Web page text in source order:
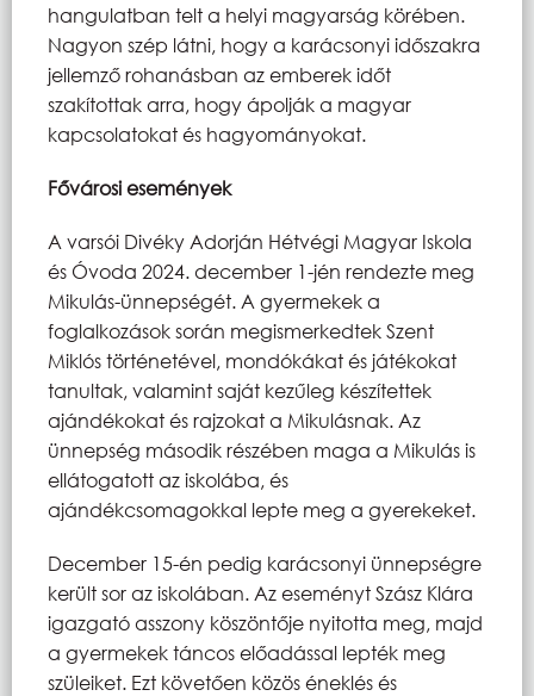
hangulatban telt a helyi magyarság körében.
Nagyon szép látni, hogy a karácsonyi időszakra
jellemző rohanásban az emberek időt
szakítottak arra, hogy ápolják a magyar
kapcsolatokat és hagyományokat.
Fővárosi események
A varsói Divéky Adorján Hétvégi Magyar Iskola
és Óvoda 2024. december 1-jén rendezte meg
Mikulás-ünnepségét. A gyermekek a
foglalkozások során megismerkedtek Szent
Miklós történetével, mondókákat és játékokat
tanultak, valamint saját kezűleg készítettek
ajándékokat és rajzokat a Mikulásnak. Az
ünnepség második részében maga a Mikulás is
ellátogatott az iskolába, és
ajándékcsomagokkal lepte meg a gyerekeket.
December 15-én pedig karácsonyi ünnepségre
került sor az iskolában. Az eseményt Szász Klára
igazgató asszony köszöntője nyitotta meg, majd
a gyermekek táncos előadással lepték meg
szüleiket. Ezt követően közös éneklés és